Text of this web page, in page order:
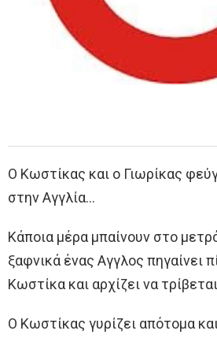
Ο Κωστίκας και ο Γιωρίκας
στην Αγγλία…
Κάποια μέρα μπαίνουν στο
ξαφνικά ένας Αγγλος πηγαίνει
Κωστίκα και αρχίζει να
Ο Κωστίκας γυρίζει απότομα